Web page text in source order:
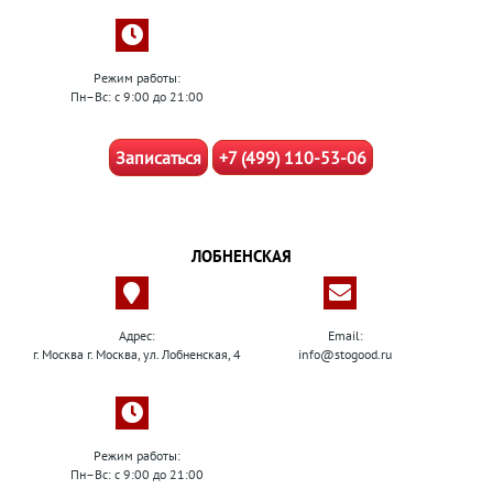
Режим работы:
Пн–Вс: с 9:00 до 21:00
Записаться +7 (499) 110-53-06
ЛОБНЕНСКАЯ
Адрес:
г. Москва г. Москва, ул. Лобненская, 4
Email:
info@stogood.ru
Режим работы:
Пн–Вс: с 9:00 до 21:00